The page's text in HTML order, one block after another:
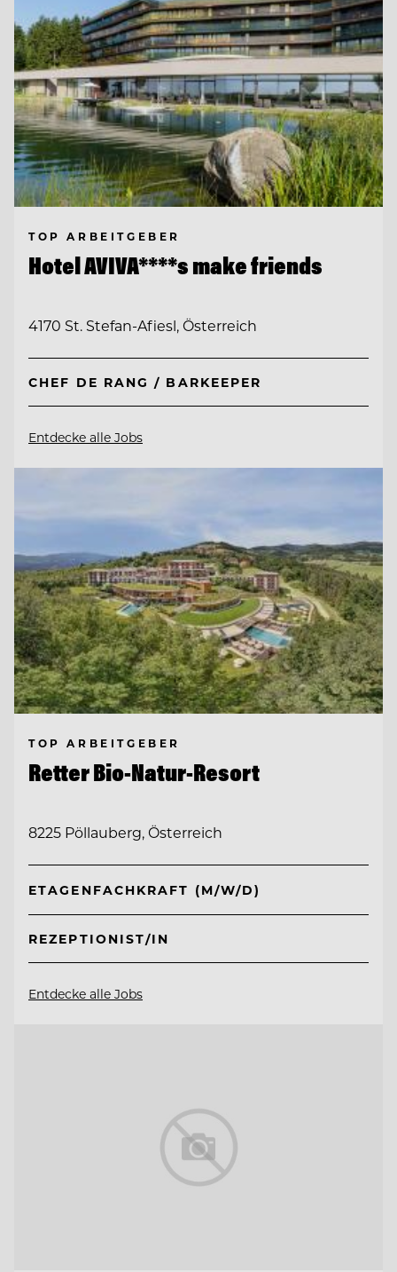
TOP ARBEITGEBER
Hotel AVIVA****s make friends
4170 St. Stefan-Afiesl, Österreich
CHEF DE RANG / BARKEEPER
Entdecke alle Jobs
TOP ARBEITGEBER
Retter Bio-Natur-Resort
8225 Pöllauberg, Österreich
ETAGENFACHKRAFT (M/W/D)
REZEPTIONIST/IN
Entdecke alle Jobs